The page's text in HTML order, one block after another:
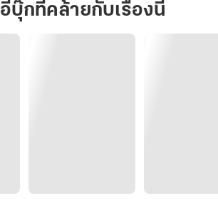
อีบุ๊กที่คล้ายกับเรื่องนี้